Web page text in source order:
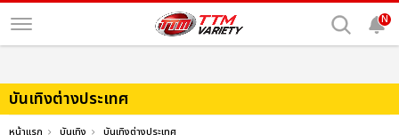
N
บันเทิงต่างประเทศ
หน้าแรก บันเทิง บันเทิงต่างประเทศ